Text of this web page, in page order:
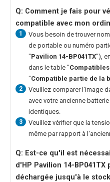
Q: Comment je fais pour
compatible avec mon
1
Vous besoin de trouver
de portable ou numéro
"Pavilion 14-BP041TX"),
dans le table "
"Compatible partie de la
2 Veuillez comparer l'image
avec votre ancienne
identiques.
3
Veuillez vérifier que la
même par rapport à
Q: Est-ce qu'il est
d'HP Pavilion 14-BP041TX
déchargée jusqu'à le